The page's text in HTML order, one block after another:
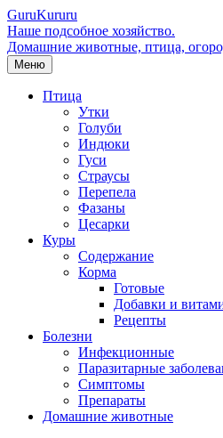
GuruKururu
Наше подсобное хозяйство.
Домашние животные, птица,
Меню
Птица
Утки
Голуби
Индюки
Гуси
Страусы
Перепела
Фазаны
Цесарки
Куры
Содержание
Корма
Готовые
Добавки и
Рецепты
Болезни
Инфекционные
Паразитарные
Симптомы
Препараты
Домашние животные